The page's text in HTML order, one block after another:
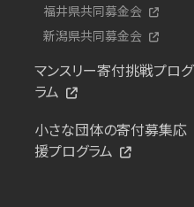
福井県共同募金会
新潟県共同募金会
マンスリー寄付挑戦プログ
ラム
小さな団体の寄付募集応
援プログラム